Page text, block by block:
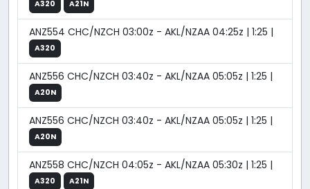
A320 A21N
ANZ554 CHC/NZCH 03:00z - AKL/NZAA 04:25z | 1:25 |
A320
ANZ556 CHC/NZCH 03:40z - AKL/NZAA 05:05z | 1:25 |
A20N
ANZ556 CHC/NZCH 03:40z - AKL/NZAA 05:05z | 1:25 |
A20N
ANZ558 CHC/NZCH 04:05z - AKL/NZAA 05:30z | 1:25 |
A320 A21N